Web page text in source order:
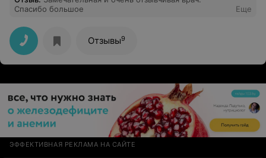
Спасибо большое
Еще
Отзывы9
ЭФФЕКТИВНАЯ РЕКЛАМА НА САЙТЕ